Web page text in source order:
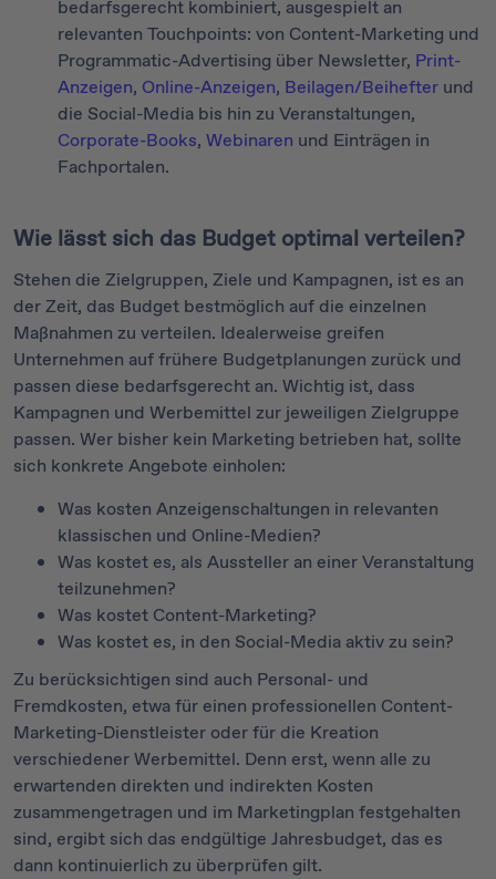
bedarfsgerecht kombiniert, ausgespielt an
relevanten Touchpoints: von Content-Marketing und
Programmatic-Advertising über Newsletter, Print-
Anzeigen, Online-Anzeigen, Beilagen/Beihefter und
die Social-Media bis hin zu Veranstaltungen,
Corporate-Books, Webinaren und Einträgen in
Fachportalen.
Wie lässt sich das Budget optimal verteilen?
Stehen die Zielgruppen, Ziele und Kampagnen, ist es an
der Zeit, das Budget bestmöglich auf die einzelnen
Maßnahmen zu verteilen. Idealerweise greifen
Unternehmen auf frühere Budgetplanungen zurück und
passen diese bedarfsgerecht an. Wichtig ist, dass
Kampagnen und Werbemittel zur jeweiligen Zielgruppe
passen. Wer bisher kein Marketing betrieben hat, sollte
sich konkrete Angebote einholen:
Was kosten Anzeigenschaltungen in relevanten
klassischen und Online-Medien?
Was kostet es, als Aussteller an einer Veranstaltung
teilzunehmen?
Was kostet Content-Marketing?
Was kostet es, in den Social-Media aktiv zu sein?
Zu berücksichtigen sind auch Personal- und
Fremdkosten, etwa für einen professionellen Content-
Marketing-Dienstleister oder für die Kreation
verschiedener Werbemittel. Denn erst, wenn alle zu
erwartenden direkten und indirekten Kosten
zusammengetragen und im Marketingplan festgehalten
sind, ergibt sich das endgültige Jahresbudget, das es
dann kontinuierlich zu überprüfen gilt.